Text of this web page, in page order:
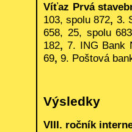
Víťaz Prvá
103, spolu 872, 3.
658, 25, spolu 683
182, 7. ING Bank
69, 9. Poštová
Výsledky
VIII. ročník